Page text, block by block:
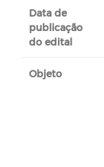
Data de
publicação
do edital
Objeto